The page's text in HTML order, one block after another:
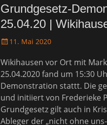
Grundgesetz-
25.04.20 |
P
s
t
e
o
n
11. Mai 2020
Wikihausen vor Ort mit
25.04.2020 fand um 15:30
Demonstration stattt. Die
und initiiert von Frederieke
Grundgesetz gilt auch in
Ableger der „nicht ohne